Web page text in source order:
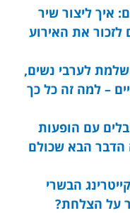
איך ליצור שיר
לזכור את האירוע
לערבי נשים,
– למה זה כל כך
עם הופעות
הדבר הבא שכולם
הבשרי
על הצלחת?